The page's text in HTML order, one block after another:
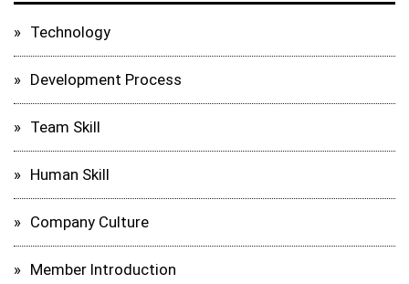
Technology
Development Process
Team Skill
Human Skill
Company Culture
Member Introduction